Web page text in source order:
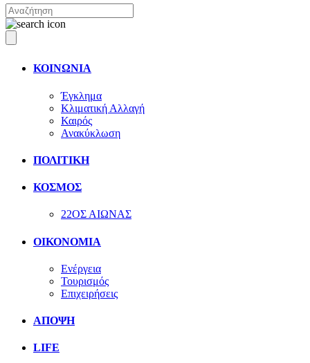
ΚΟΙΝΩΝΙΑ
Έγκλημα
Κλιματική Αλλαγή
Καιρός
Ανακύκλωση
ΠΟΛΙΤΙΚΗ
ΚΟΣΜΟΣ
22ΟΣ ΑΙΩΝΑΣ
ΟΙΚΟΝΟΜΙΑ
Ενέργεια
Τουρισμός
Επιχειρήσεις
ΑΠΟΨΗ
LIFE